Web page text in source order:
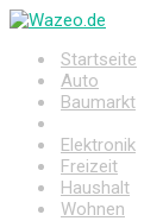
Zum
springenStartseite
Auto
Baumarkt
Elektronik
Freizeit
Haushalt
Wohnen